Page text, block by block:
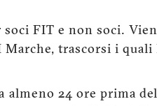
FIT e non soci.
trascorsi i
24 ore prima